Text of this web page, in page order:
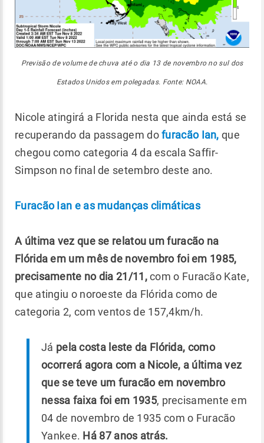
Previsão de volume de chuva até o dia 13 de novembro no sul dos
Estados Unidos em polegadas. Fonte: NOAA.
Nicole atingirá a Florida nesta que ainda está se
recuperando da passagem dofuracão Ian, que
chegou como categoria 4 da escala Saffir-
Simpson no final de setembro deste ano.
Furacão Ian e as mudanças climáticas
A última vez que se relatou um furacão na
Flórida em um mês de novembro foi em 1985,
precisamente no dia 21/11,com o Furacão Kate,
que atingiu o noroeste da Flórida como de
categoria 2, com ventos de 157,4km/h.
Já pela costa leste da Flórida, como
ocorrerá agora com a Nicole, a última vez
que se teve um furacão em novembro
nessa faixa foi em 1935, precisamente em
04 de novembro de 1935 com o Furacão
Yankee. Há 87 anos atrás.